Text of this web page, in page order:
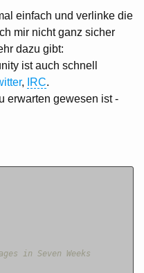
einfach und verlinke die
mir nicht ganz sicher
dazu gibt:
ist auch schnell
, IRC.
erwarten gewesen ist -
in Seven Weeks